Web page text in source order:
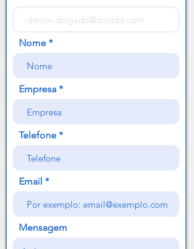
Nome
Empresa
Telefone
Email
Mensagem